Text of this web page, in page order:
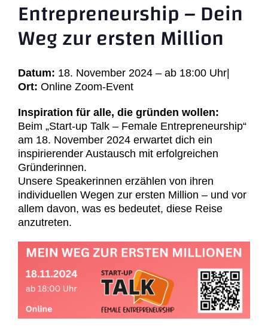
Entrepreneurship – Dein
Weg zur ersten Million
Datum: 18. November 2024 – ab 18:00 Uhr|
Ort: Online Zoom-Event
Inspiration für alle, die gründen wollen:
Beim „Start-up Talk – Female Entrepreneurship“
am 18. November 2024 erwartet dich ein
inspirierender Austausch mit erfolgreichen
Gründerinnen.
Unsere Speakerinnen erzählen von ihren
individuellen Wegen zur ersten Million – und vor
allem davon, was es bedeutet, diese Reise
anzutreten.